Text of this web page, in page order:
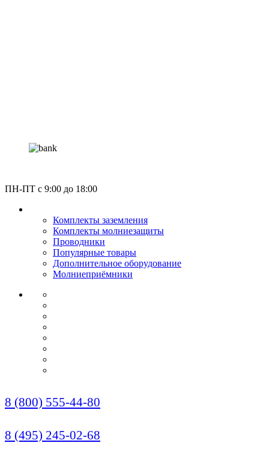
ПН-ПТ c 9:00 до 18:00
Комплекты заземления
Комплекты молниезащиты
Проводники
Популярные товары
Дополнительное оборудование
Молниеприёмники
8 (800) 555-44-80
8 (495) 245-02-68